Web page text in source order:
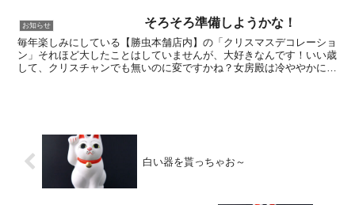
お知らせ そろそろ準備しようかな！
毎年楽しみにしている【勝虫本舗店内】の「クリスマスデコレーショ
ン」それほど大したことはしていませんが、大好きなんです！いい歳
して、クリスチャンでも無いのに変ですかね？女房殿は冷ややかに見
白い器を貰っちゃお～